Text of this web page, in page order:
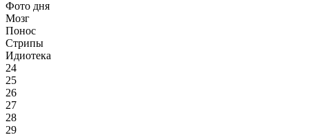
Фото дня
Мозг
Понос
Стрипы
Идиотека
24
25
26
27
28
29